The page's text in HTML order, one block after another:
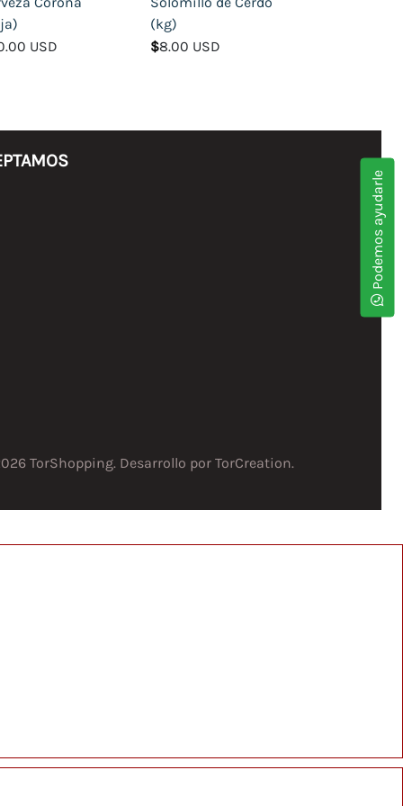
USD
(kg)
$8.00 USD
Podemos ayudarle
TorShopping. Desarrollo por TorCreation.